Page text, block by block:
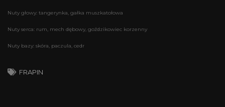
Nuty głowy: tangerynka, gałka muszkatołowa
Nuty serca: rum, mech dębowy, goździkowiec korzenny
Nuty bazy: skóra, paczula, cedr
FRAPIN